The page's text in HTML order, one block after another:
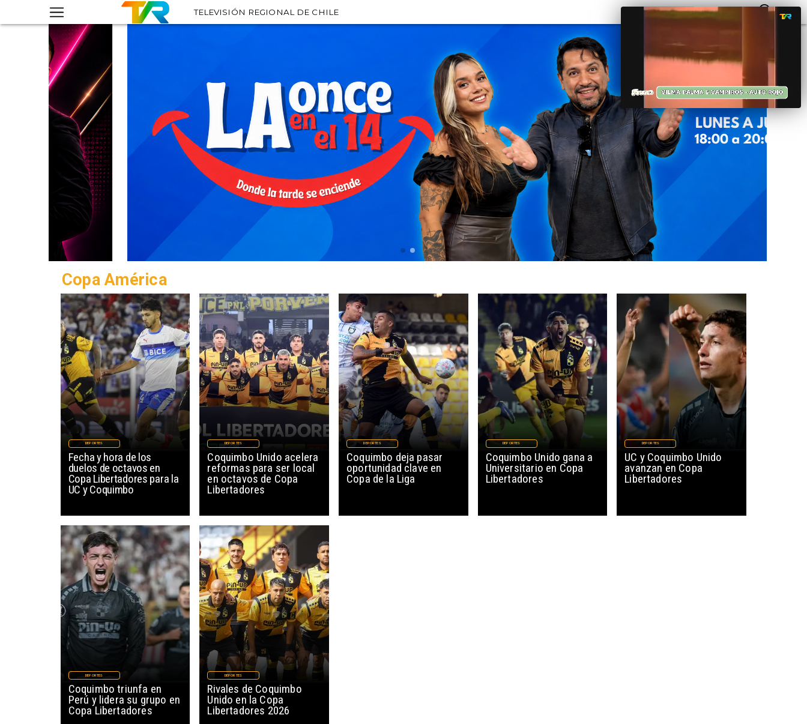
TELEVISIÓN REGIONAL DE CHILE
Copa América
Fecha y hora de los
duelos de octavos en
Copa Libertadores para la
UC y Coquimbo
DEPORTES
Coquimbo Unido acelera
reformas para ser local
en octavos de Copa
Libertadores
DEPORTES
Coquimbo deja pasar
oportunidad clave en
Copa de la Liga
DEPORTES
Coquimbo Unido gana a
Universitario en Copa
Libertadores
DEPORTES
UC y Coquimbo Unido
avanzan en Copa
Libertadores
DEPORTES
Coquimbo triunfa en
Perú y lidera su grupo en
Copa Libertadores
DEPORTES
Rivales de Coquimbo
Unido en la Copa
Libertadores 2026
DEPORTES